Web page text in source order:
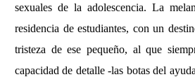
sexuales de la adolescencia. La
residencia de estudiantes, con un
tristeza de ese pequeño, al que
capacidad de detalle -las botas del